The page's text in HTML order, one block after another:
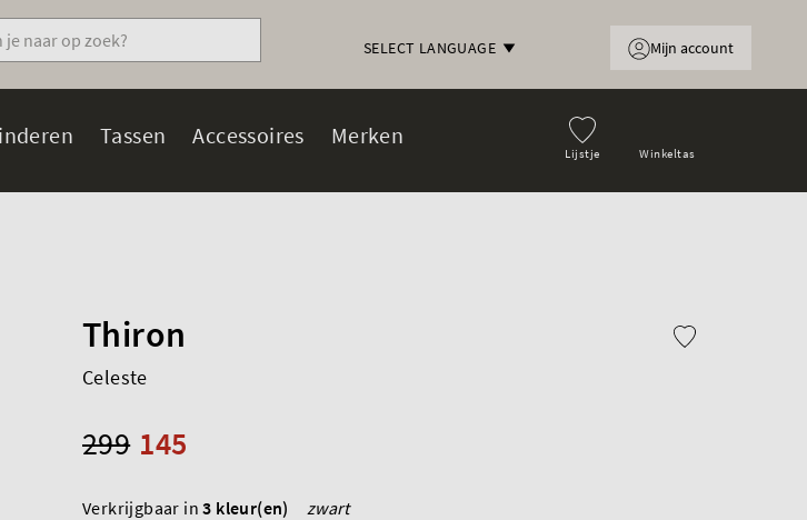
SELECT LANGUAGE
Lijstje Winkeltas
Tassen Accessoires Merken
Mijn account
Thiron
Celeste
145
299
Verkrijgbaar in3 kleur(en) zwart